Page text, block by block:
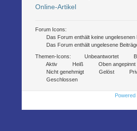
Online-Artikel
Forum Icons:
Das Forum enthält keine ungelesenen
Das Forum enthält ungelesene
Themen-Icons:
Unbeantwortet
Aktiv
Heiß
Oben angepinnt
Nicht genehmigt
Gelöst
Geschlossen